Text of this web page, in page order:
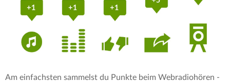
Am einfachsten sammelst du Punkte beim Webradiohören -